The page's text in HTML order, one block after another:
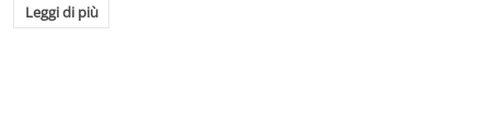
Leggi di più